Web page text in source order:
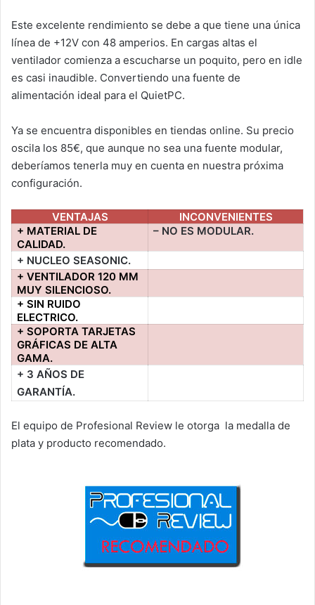
Este excelente rendimiento se debe a que tiene una única
línea de +12V con 48 amperios. En cargas altas el
ventilador comienza a escucharse un poquito, pero en idle
es casi inaudible. Convertiendo una fuente de
alimentación ideal para el QuietPC.
Ya se encuentra disponibles en tiendas online. Su precio
oscila los 85€, que aunque no sea una fuente modular,
deberíamos tenerla muy en cuenta en nuestra próxima
configuración.
VENTAJAS
INCONVENIENTES
+ MATERIAL DE
CALIDAD.
– NO ES MODULAR.
+ NUCLEO SEASONIC.
+VENTILADOR 120 MM
MUY SILENCIOSO.
+ SIN RUIDO
ELECTRICO.
+ SOPORTA TARJETAS
GRÁFICAS DE ALTA
GAMA.
+ 3 AÑOS DE
GARANTÍA.
El equipo de Profesional Review le otorga la medalla de
plata y producto recomendado.